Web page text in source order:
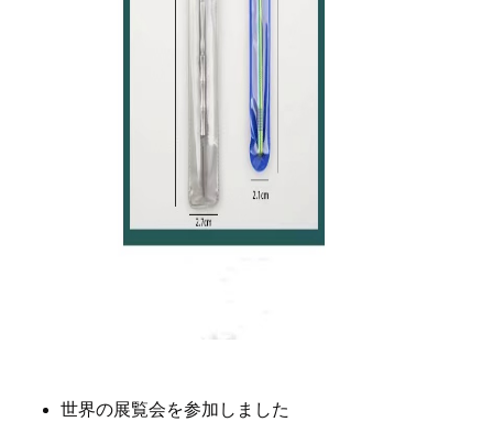
世界の展覧会を参加しました